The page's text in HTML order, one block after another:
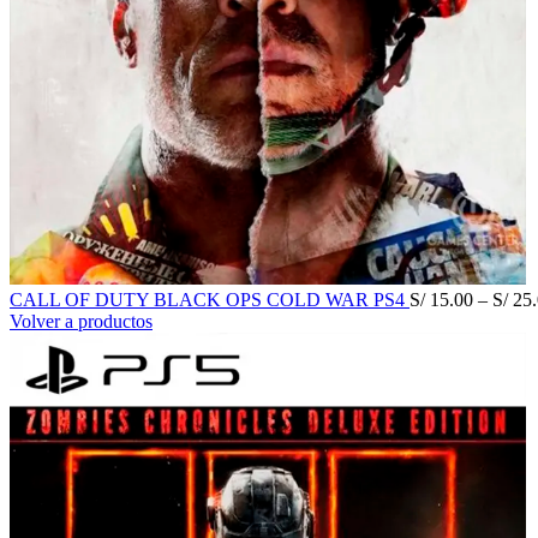
CALL OF DUTY BLACK OPS COLD WAR PS4 S/15.00 – S/
Volver a productos